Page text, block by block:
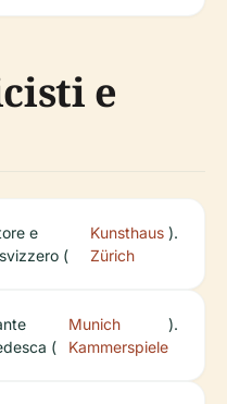
e
e
(
Kunsthaus
Zürich
).
(
Munich
Kammerspiele
).